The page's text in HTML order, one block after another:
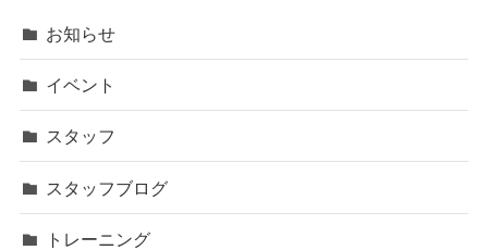
お知らせ
イベント
スタッフ
スタッフブログ
トレーニング